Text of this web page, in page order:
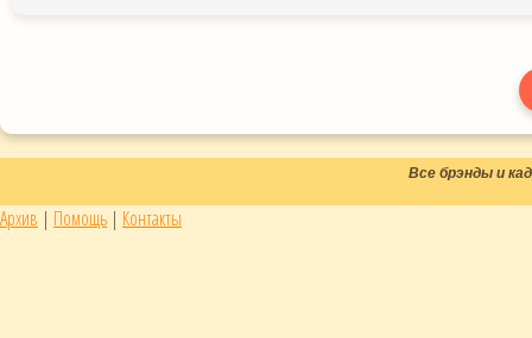
Все брэнды и
Архив | Помощь | Контакты